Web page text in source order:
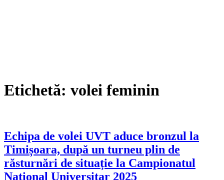
Etichetă: volei feminin
Echipa de volei UVT aduce bronzul la
Timișoara, după un turneu plin de
răsturnări de situație la Campionatul
Național Universitar 2025